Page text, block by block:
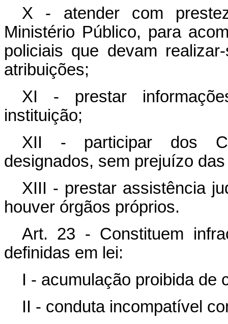
X - atender com
Ministério Público, para
policiais que devam
atribuições;
XI - prestar
instituição;
XII - participar dos
designados, sem prejuízo
XIII - prestar assistência
houver órgãos próprios.
Art. 23 - Constituem
definidas em lei:
I - acumulação proibida de
II - conduta incompatível